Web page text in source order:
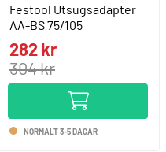
Festool Utsugsadapter
AA-BS 75/105
282 kr
304 kr
NORMALT 3-5 DAGAR